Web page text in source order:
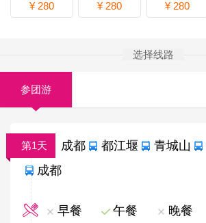
¥ 280
¥ 280
¥ 280
选择线路
参团游
第1天 成都 都江堰 青城山
成都
早餐 午餐 晚餐